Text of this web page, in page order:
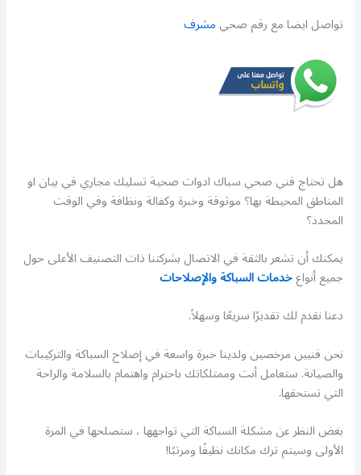
تواصل ايضا مع رقم صحيمشرف
هل تحتاج فني صحي سباك ادوات صحية تسليك مجاري في بيان او
المناطق المحيطة بها؟ موثوقة وخبرة وكفالة ونظافة وفي الوقت
المحدد؟
يمكنك أن تشعر بالثقة في الاتصال بشركتنا ذات التصنيف الأعلى حول
جميع أنواعخدمات السباكة والإصلاحات
دعنا نقدم لك تقديرًا سريعًا وسهلاً.
نحن فنيين مرخصين ولدينا خبرة واسعة في إصلاح السباكة والتركيبات
والصيانة. ستعامل أنت وممتلكاتك باحترام واهتمام بالسلامة والراحة
التي تستحقها.
بغض النظر عن مشكلة السباكة التي تواجهها ، ستصلحها في المرة
الأولى وسيتم ترك مكانك نظيفًا ومرتبًا!